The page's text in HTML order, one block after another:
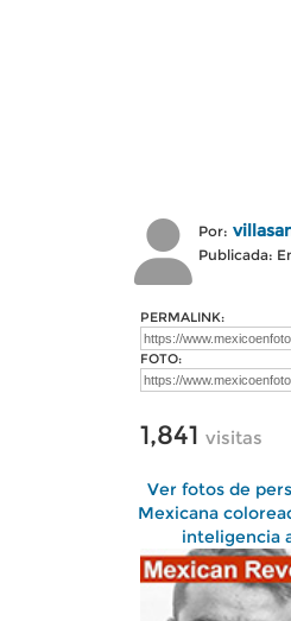
Por:
Publicada:
PERMALINK:
FOTO:
1,841 visitas
Ver fotos de
Mexicana
inteligencia